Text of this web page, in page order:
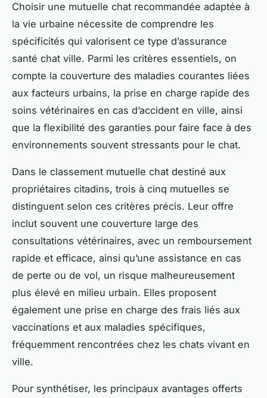
Choisir une mutuelle chat recommandée adaptée à
la vie urbaine nécessite de comprendre les
spécificités qui valorisent ce type d’assurance
santé chat ville. Parmi les critères essentiels, on
compte la couverture des maladies courantes liées
aux facteurs urbains, la prise en charge rapide des
soins vétérinaires en cas d’accident en ville, ainsi
que la flexibilité des garanties pour faire face à des
environnements souvent stressants pour le chat.
Dans le classement mutuelle chat destiné aux
propriétaires citadins, trois à cinq mutuelles se
distinguent selon ces critères précis. Leur offre
inclut souvent une couverture large des
consultations vétérinaires, avec un remboursement
rapide et efficace, ainsi qu’une assistance en cas
de perte ou de vol, un risque malheureusement
plus élevé en milieu urbain. Elles proposent
également une prise en charge des frais liés aux
vaccinations et aux maladies spécifiques,
fréquemment rencontrées chez les chats vivant en
ville.
Pour synthétiser, les principaux avantages offerts